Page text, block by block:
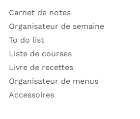
Carnet de notes
Organisateur de semaine
To do list
Liste de courses
Livre de recettes
Organisateur de menus
Accessoires